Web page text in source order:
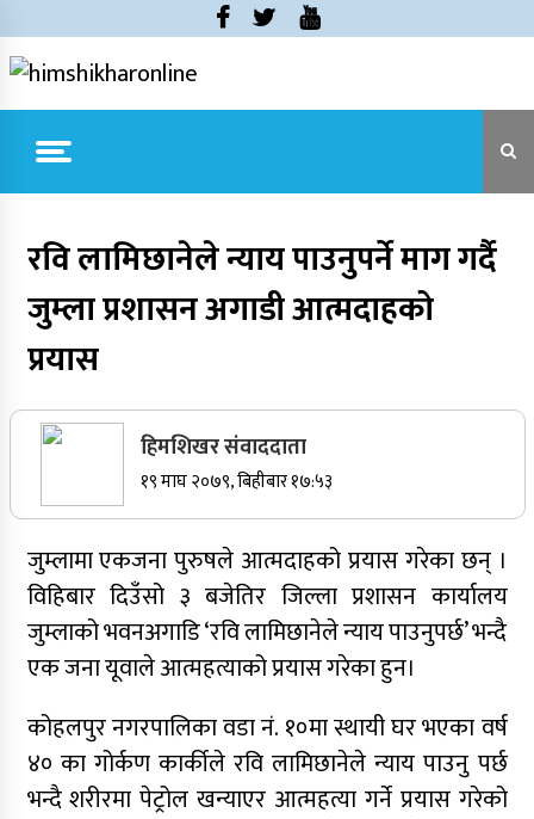
to
content
Himshikhar Online
जुम्लाबाट सुर्खेत र नेपालगञ्जतर्फ लैजाँदै गरिएको १८०
सर्वोच्चले खारेज गर्‍यो दानबहादुर बुढाको रिट,
पदमुक्तिको निर्णय कायम
नेपाली कांग्रेसका वरिष्ठ नेता गोपालमान श्रेष्ठको निधन
सुर्खेतमा जिप दुर्घटना,१५ जना घाइते
जुम्लामा चरेससहित २१ वर्षीय युवक पक्राउ
रवि लामिछानेले न्याय पाउनुपर्ने माग गर्दै
जुम्ला प्रशासन अगाडी आत्मदाहको
प्रयास
हिमशिखर संवाददाता
१९ माघ २०७९, बिहीबार १७:५३
जुम्लामा एकजना पुरुषले आत्मदाहको प्रयास गरेका छन् ।
विहिबार दिउँसो ३ बजेतिर जिल्ला प्रशासन कार्यालय
जुम्लाको भवनअगाडि ‘रवि लामिछानेले न्याय पाउनुपर्छ’ भन्दै
एक जना यूवाले आत्महत्याको प्रयास गरेका हुन।
कोहलपुर नगरपालिका वडा नं. १०मा स्थायी घर भएका वर्ष
४० का गोर्कण कार्कीले रवि लामिछानेले न्याय पाउनु पर्छ
भन्दै शरीरमा पेट्रोल खन्याएर आत्महत्या गर्ने प्रयास गरेको